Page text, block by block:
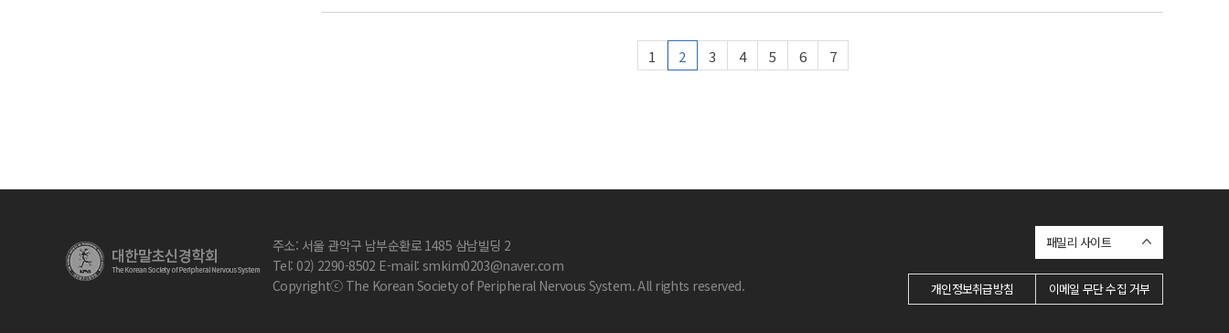
1 2 3 4 5 6 7
패밀리 사이트
개인정보취급방침 이메일 무단 수집 거부
주소: 서울 관악구 남부순환로 1485 삼남빌딩 2
Tel: 02) 2290-8502 E-mail: smkim0203@naver.com
Copyrightⓒ The Korean Society of Peripheral Nervous System. All rights reserved.